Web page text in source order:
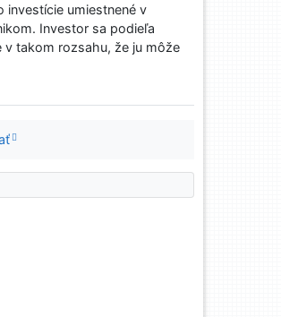
umiestnené v
Investor sa podieľa
v takom rozsahu, že ju môže